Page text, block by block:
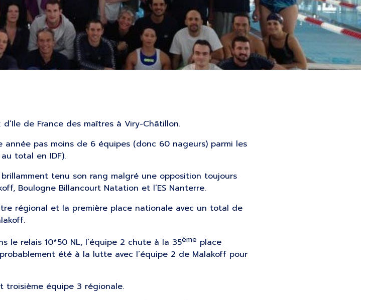
de France des maîtres à Viry-Châtillon.
pas moins de 6 équipes (donc 60 nageurs) parmi les
total en IDF).
tenu son rang malgré une opposition toujours
Boulogne Billancourt Natation et l’ES Nanterre.
régional et la première place nationale avec un total de
le relais 10*50 NL, l’équipe 2 chute à la 35ème place
été à la lutte avec l’équipe 2 de Malakoff pour
troisième équipe 3 régionale.